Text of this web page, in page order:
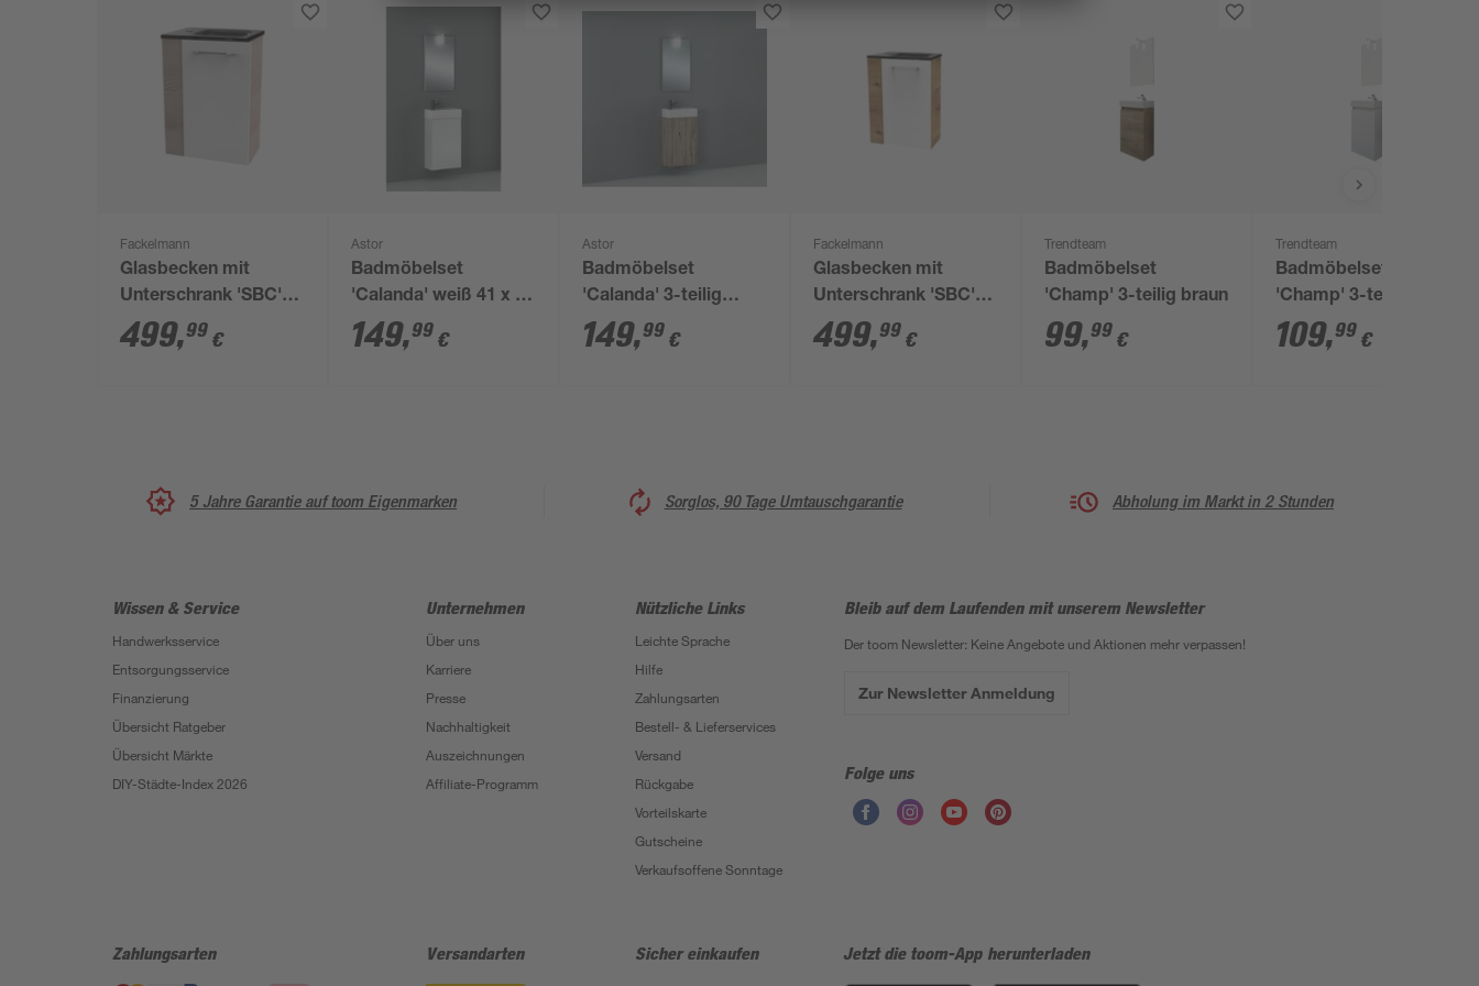
Fackelmann
Glasbecken mit
Unterschrank 'SBC'
Hahnloch links
grau/Eschefarben 45
499,99 €
Astor
Badmöbelset
'Calanda' weiß 41 x 68
x 22 cm
149,99 €
Astor
Badmöbelset
'Calanda' 3-teilig
braun
149,99 €
Fackelmann
Glasbecken mit
Unterschrank 'SBC'
Hahnloch links
grau/Eichefarben 45 x
499,99 €
Trendteam
Badmöbelset
'Champ' 3-teilig braun
99,99 €
Trendteam
Badmöbelset
'Champ' 3-teilig weiß
109,99 €
5 Jahre Garantie auf toom Eigenmarken Sorglos, 90 Tage Umtauschgarantie Abholung im Markt in 2 Stunden
Wissen & Service
Handwerksservice
Entsorgungsservice
Finanzierung
Übersicht Ratgeber
Übersicht Märkte
DIY-Städte-Index 2026
Unternehmen
Über uns
Karriere
Presse
Nachhaltigkeit
Auszeichnungen
Affiliate-Programm
Nützliche Links
Leichte Sprache
Hilfe
Zahlungsarten
Bestell- & Lieferservices
Versand
Rückgabe
Vorteilskarte
Gutscheine
Verkaufsoffene Sonntage
Bleib auf dem Laufenden mit unserem Newsletter
Der toom Newsletter: Keine Angebote und Aktionen mehr verpassen!
Zur Newsletter Anmeldung
Folge uns
Zahlungsarten Versandarten Sicher einkaufen Jetzt die toom-App herunterladen